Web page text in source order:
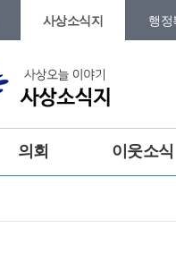
사상소식지 행정
의회 이웃소식